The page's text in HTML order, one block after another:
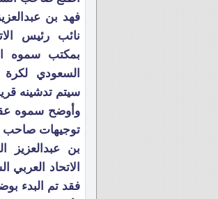
فهد بن
نائب رئيس
بمكتب سموه
السعودي
سيتم تدشينه
وأوضح سموه
توجيهات صاحب
بن عبدالعزيز
الاتحاد
فقد تم البدء